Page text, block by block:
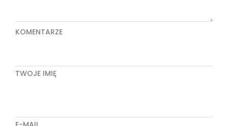
KOMENTARZE
TWOJE IMIĘ